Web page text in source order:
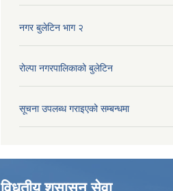
नगर बुलेटिन भाग २
रोल्पा नगरपालिकाको बुलेटिन
सूचना उपलब्ध गराइएको सम्बन्धमा
विधुतीय शुसासन सेवा